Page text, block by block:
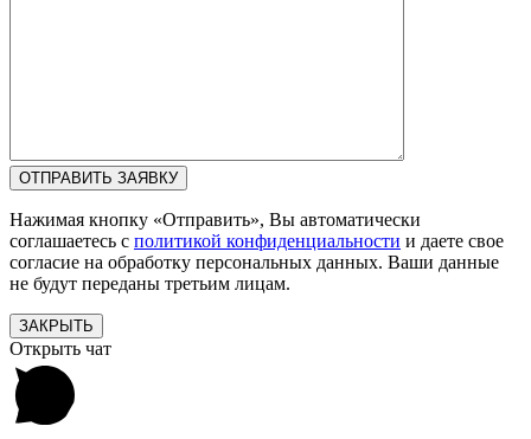
Нажимая кнопку «Отправить», Вы автоматически
соглашаетесь с политикой конфиденциальности и даете свое
согласие на обработку персональных данных. Ваши данные
не будут переданы третьим лицам.
ЗАКРЫТЬ
Открыть чат